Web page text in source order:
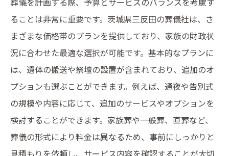
ることは非常に重要です。茨城県三反田の葬儀社は、さ
まざまな価格帯のプランを提供しており、家族の財政状
況に合わせた最適な選択が可能です。基本的なプランに
は、遺体の搬送や祭壇の設置が含まれており、追加のオ
プションも選ぶことができます。例えば、通夜や告別式
の規模や内容に応じて、追加のサービスやオプションを
検討することができます。家族葬や一般葬、直葬など、
葬儀の形式により料金は異なるため、事前にしっかりと
見積もりを依頼し、サービス内容を確認することが大切